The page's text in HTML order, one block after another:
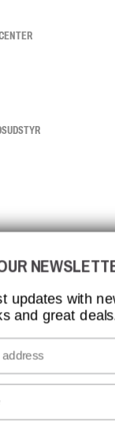
updates with
and great